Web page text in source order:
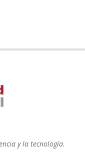
y la tecnología.